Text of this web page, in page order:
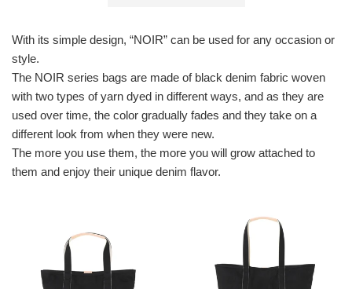
With its simple design, “NOIR” can be used for any occasion or
style.
The NOIR series bags are made of black denim fabric woven
with two types of yarn dyed in different ways, and as they are
used over time, the color gradually fades and they take on a
different look from when they were new.
The more you use them, the more you will grow attached to
them and enjoy their unique denim flavor.